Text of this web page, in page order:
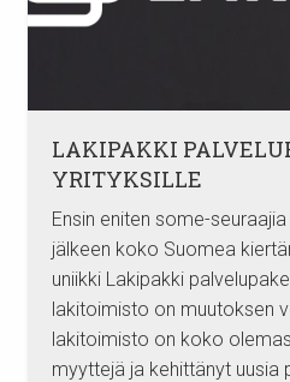
LAKIPAKKI
YRITYKSILLE
Ensin eniten some-
jälkeen koko Suomea
uniikki Lakipakki
lakitoimisto on muutoksen
lakitoimisto on koko
myyttejä ja kehittänyt uusia